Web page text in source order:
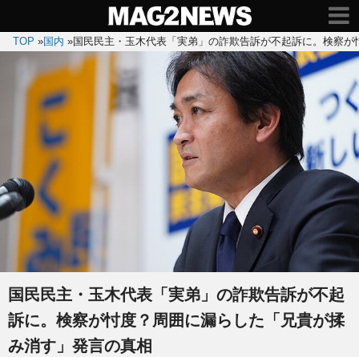
TOP »国内 »国民民主・玉木代表「実弟」の詐欺告訴が不起訴に。検察
国民民主・玉木代表「実弟」の詐欺告訴が不起
訴に。検察が忖度？周囲に漏らした「兄貴が揉
み消す」発言の真相